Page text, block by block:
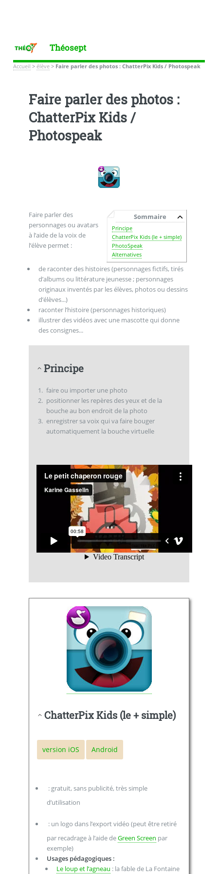
Théosept
Accueil > élève> Faire parler des photos : ChatterPix Kids / Photospeak
Faire parler des photos :
ChatterPix Kids /
Photospeak
Sommaire
Principe
ChatterPix Kids (le + simple)
PhotoSpeak
Alternatives
Faire parler des
personnages ou avatars
à l’aide de la voix de
l’élève permet :
de raconter des histoires (personnages fictifs, tirés
d’albums ou littérature jeunesse ; personnages
originaux inventés par les élèves, photos ou dessins
d’élèves...)
raconter l’histoire (personnages historiques)
illustrer des vidéos avec une mascotte qui donne
des consignes...
Principe
faire ou importer une photo
positionner les repères des yeux et de la
bouche au bon endroit de la photo
enregistrer sa voix qui va faire bouger
automatiquement la bouche virtuelle
ChatterPix Kids (le + simple)
version iOS Android
: gratuit, sans publicité, très simple
d’utilisation
: un logo dans l’export vidéo (peut être retiré
par recadrage à l’aide deGreen Screen par
exemple)
Usages pédagogiques :
Le loup et l’agneau : la fable de La Fontaine